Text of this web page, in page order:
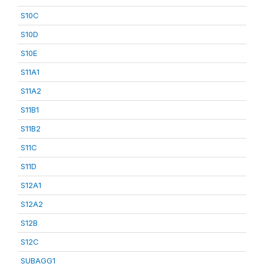
S10C
S10D
S10E
S11A1
S11A2
S11B1
S11B2
S11C
S11D
S12A1
S12A2
S12B
S12C
SUBAGG1